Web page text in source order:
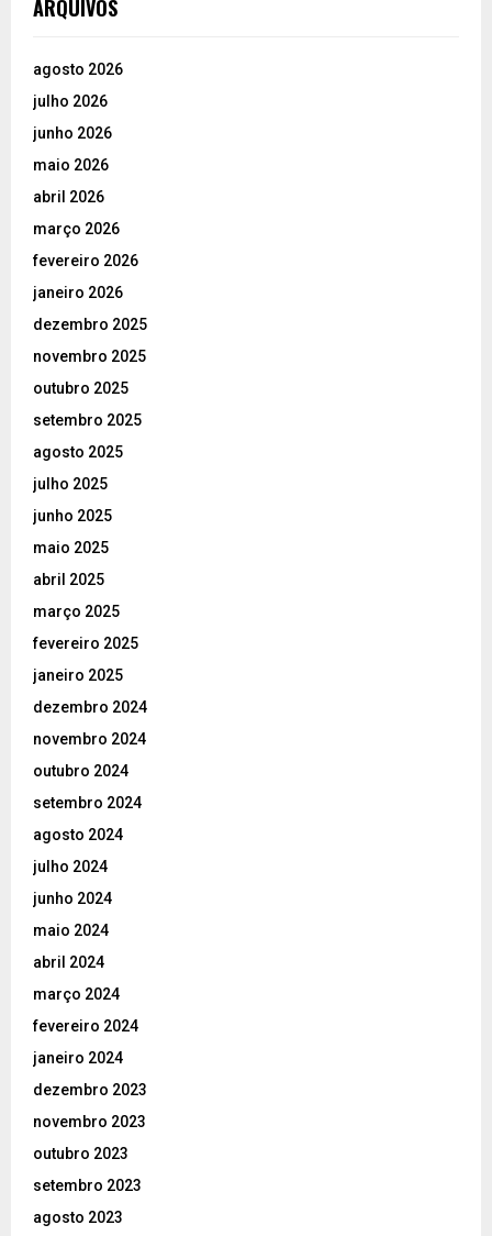
ARQUIVOS
agosto 2026
julho 2026
junho 2026
maio 2026
abril 2026
março 2026
fevereiro 2026
janeiro 2026
dezembro 2025
novembro 2025
outubro 2025
setembro 2025
agosto 2025
julho 2025
junho 2025
maio 2025
abril 2025
março 2025
fevereiro 2025
janeiro 2025
dezembro 2024
novembro 2024
outubro 2024
setembro 2024
agosto 2024
julho 2024
junho 2024
maio 2024
abril 2024
março 2024
fevereiro 2024
janeiro 2024
dezembro 2023
novembro 2023
outubro 2023
setembro 2023
agosto 2023